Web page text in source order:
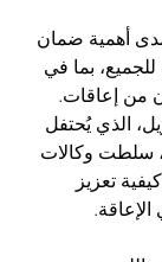
جائحة كوفيد-19 مدى أهمية ضمان
بما في
من إعاقات.
الذي يُحتفل
سلطت وكالات
تعزيز